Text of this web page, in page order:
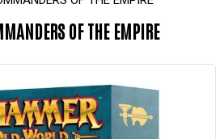
OF THE EMPIRE